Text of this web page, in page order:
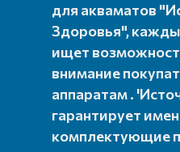
для акваматов
Здоровья",
ищет
внимание
аппаратам .
гарантирует
комплектующие